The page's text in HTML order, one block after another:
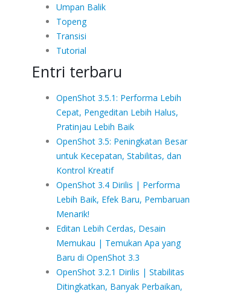
Umpan Balik
Topeng
Transisi
Tutorial
Entri terbaru
OpenShot 3.5.1: Performa Lebih
Cepat, Pengeditan Lebih Halus,
Pratinjau Lebih Baik
OpenShot 3.5: Peningkatan Besar
untuk Kecepatan, Stabilitas, dan
Kontrol Kreatif
OpenShot 3.4 Dirilis | Performa
Lebih Baik, Efek Baru, Pembaruan
Menarik!
Editan Lebih Cerdas, Desain
Memukau | Temukan Apa yang
Baru di OpenShot 3.3
OpenShot 3.2.1 Dirilis | Stabilitas
Ditingkatkan, Banyak Perbaikan,